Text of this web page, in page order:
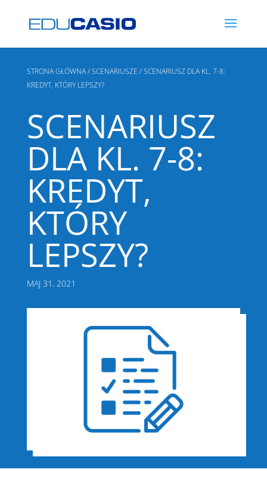
STRONA GŁÓWNA/SCENARIUSZE / SCENARIUSZ DLA KL. 7-8:
KREDYT, KTÓRY LEPSZY?
SCENARIUSZ
DLA KL. 7-8:
KREDYT,
KTÓRY
LEPSZY?
MAJ 31, 2021